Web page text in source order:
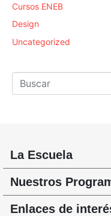
Cursos ENEB
Design
Uncategorized
La Escuela
Nuestros
Enlaces de